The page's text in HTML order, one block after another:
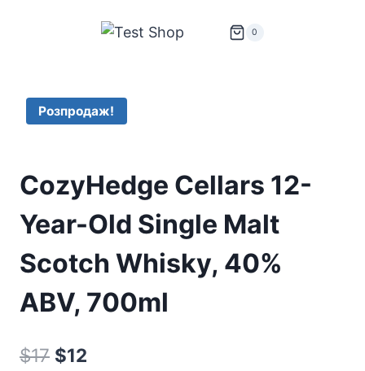
0
Розпродаж!
CozyHedge Cellars 12-
Year-Old Single Malt
Scotch Whisky, 40%
ABV, 700ml
$17 Оригінальна
$12